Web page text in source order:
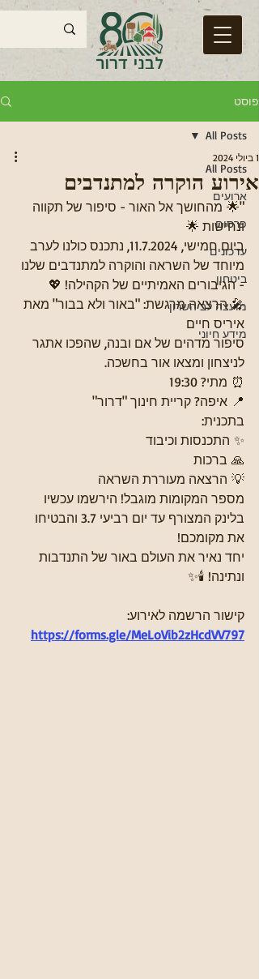
פוסט
All Posts
ארועים
פרסום
עדכונים
ביטחון
מועצה לב השרון
מידע חיוני
All Posts
אירוע הוקרה למתנדבים
1 ביולי 2024
"🌟 מהחושך אל האור - סיפור של תקווה
ונחישות 🌟
ביום חמישי, 11.7.2024, נתכנס כולנו לערב
מיוחד של השראה והוקרה למתנדבים שלנו
- הגיבורים האמיתיים של הקהילה! 💖
🎤 הרצאה מרגשת: "באור ולא בבור" מאת
איריס חיים
סיפור מדהים של אם ובנה, שהפכו אתגר
לניצחון ומצאו אור בחשכה.
⏰ מתי? 19:30
📍 איפה? קריית חינוך "דרור"
בתכנית:
✨ התכנסות וכיבוד
🙏 ברכות
💡 הרצאה מעוררת השראה
מספר המקומות מוגבל! הירשמו עכשיו
בלינק המצורף עד יום רביעי 3.7 והבטיחו
את מקומכם!
יחד נאיר את העולם באור של התנדבות
ונתינה! 🕯️✨
קישור הרשמה לאירוע:
https://forms.gle/MeLoVib2zHcdVV797